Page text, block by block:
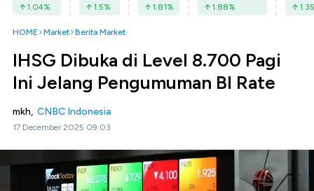
1.04% 1.5% 1.81% 1.88% 1.35
HOME Market Berita Market
IHSG Dibuka di Level 8.700 Pagi
Ini Jelang Pengumuman BI Rate
mkh, CNBC Indonesia
17 December 2025 09:03